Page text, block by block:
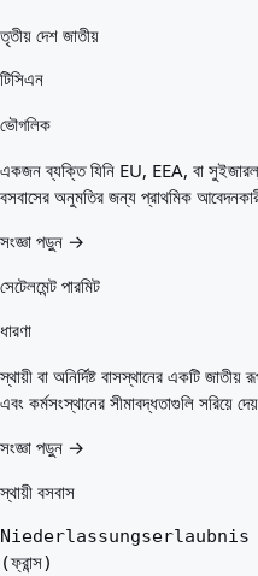
তৃতীয় দেশ জাতীয়
টিসিএন
ভৌগলিক
একজন ব্যক্তি যিনি EU, EEA, বা
বসবাসের অনুমতির জন্য প্রাথমিক
সংজ্ঞা পড়ুন →
সেটেলমেন্ট পারমিট
ধারণা
স্থায়ী বা অনির্দিষ্ট বাসস্থানের একটি
এবং কর্মসংস্থানের সীমাবদ্ধতাগুলি সরিয়ে
সংজ্ঞা পড়ুন →
স্থায়ী বসবাস
Niederlassungserlaubnis
(ফ্রান্স)